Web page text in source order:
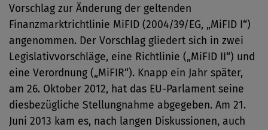
Vorschlag zur Änderung der geltenden
Finanzmarktrichtlinie MiFID (2004/39/EG, „MiFID I“)
angenommen. Der Vorschlag gliedert sich in zwei
Legislativvorschläge, eine Richtlinie („MiFID II“) und
eine Verordnung („MiFIR“). Knapp ein Jahr später,
am 26. Oktober 2012, hat das EU-Parlament seine
diesbezügliche Stellungnahme abgegeben. Am 21.
Juni 2013 kam es, nach langen Diskussionen, auch